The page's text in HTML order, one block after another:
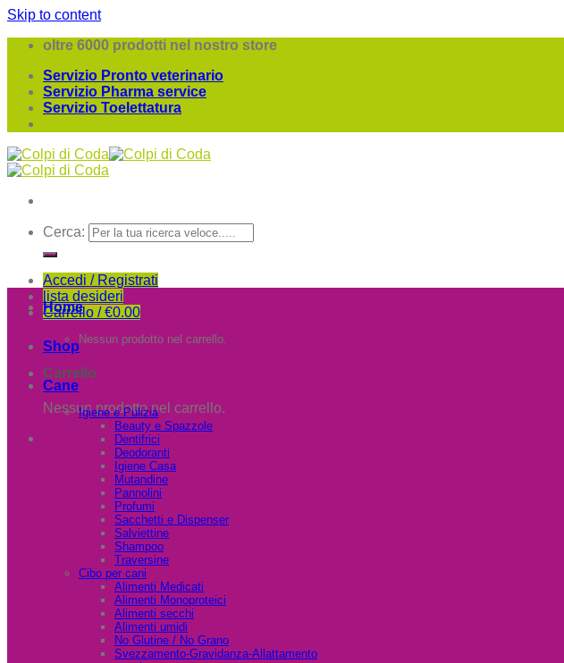
Skip to content
oltre 6000 prodotti nel nostro store
Servizio Pronto veterinario
Servizio Pharma service
Servizio Toelettatura
Cerca:
Accedi / Registrati
lista desideri
Carrello /€0.00
Nessun prodotto nel carrello.
Carrello
Nessun prodotto nel carrello.
Home
Shop
Cane
Igiene e Pulizia
Beauty e Spazzole
Dentifrici
Deodoranti
Igiene Casa
Mutandine
Pannolini
Profumi
Sacchetti e Dispenser
Salviettine
Shampoo
Traversine
Cibo per cani
Alimenti Medicati
Alimenti Monoproteici
Alimenti secchi
Alimenti umidi
No Glutine / No Grano
Svezzamento-Gravidanza-Allattamento